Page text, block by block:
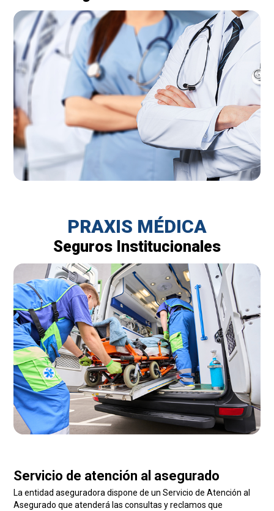
PRAXIS MÉDICA
Seguros Institucionales
Servicio de atención al asegurado
La entidad aseguradora dispone de un Servicio de Atención al
Asegurado que atenderá las consultas y reclamos que